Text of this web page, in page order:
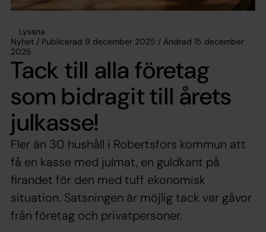
Lyssna
Nyhet / Publicerad 9 december 2025 / Ändrad 15 december
2025
Tack till alla företag
som bidragit till årets
julkasse!
Fler än 30 hushåll i Robertsfors kommun att
få en kasse med julmat, en guldkant på
firandet för den med tuff ekonomisk
situation. Satsningen är möjlig tack var gåvor
från företag och privatpersoner.